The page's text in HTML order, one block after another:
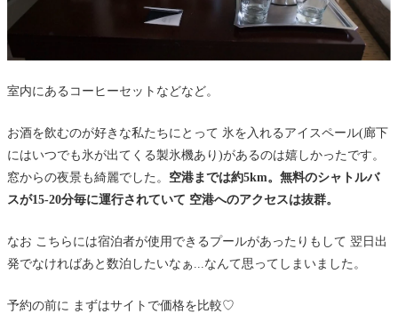
室内にあるコーヒーセットなどなど。
お酒を飲むのが好きな私たちにとって 氷を入れるアイスペール(廊下
にはいつでも氷が出てくる製氷機あり)があるのは嬉しかったです。
窓からの夜景も綺麗でした。 空港までは約5km。無料のシャトルバ
スが15-20分毎に運行されていて 空港へのアクセスは抜群。
なお こちらには宿泊者が使用できるプールがあったりもして 翌日出
発でなければあと数泊したいなぁ...なんて思ってしまいました。
予約の前に まずはサイトで価格を比較♡